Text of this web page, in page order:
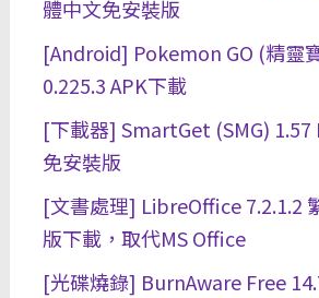
體中文免安裝版
[Android] Pokemon GO (精靈
0.225.3 APK下載
[下載器] SmartGet (SMG) 1.57
免安裝版
[文書處理] LibreOffice 7.2.1.2
版下載，取代MS Office
[光碟燒錄] BurnAware Free